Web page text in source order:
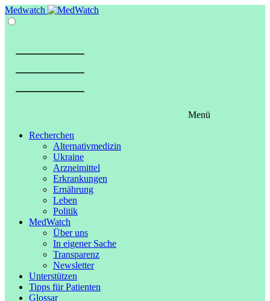
Springe
zum
Medwatch
Menü
Recherchen
Alternativmedizin
Ukraine
Arzneimittel
Erkrankungen
Ernährung
Leben
Politik
MedWatch
Über uns
In eigener Sache
Transparenz
Newsletter
Unterstützen
Tipps für Patienten
Glossar